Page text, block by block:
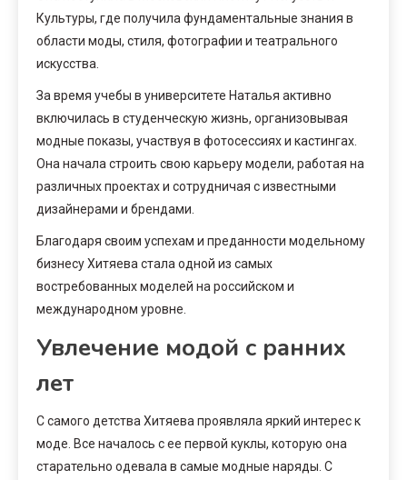
Культуры, где получила фундаментальные знания в
области моды, стиля, фотографии и театрального
искусства.
За время учебы в университете Наталья активно
включилась в студенческую жизнь, организовывая
модные показы, участвуя в фотосессиях и кастингах.
Она начала строить свою карьеру модели, работая на
различных проектах и сотрудничая с известными
дизайнерами и брендами.
Благодаря своим успехам и преданности модельному
бизнесу Хитяева стала одной из самых
востребованных моделей на российском и
международном уровне.
Увлечение модой с ранних
лет
С самого детства Хитяева проявляла яркий интерес к
моде. Все началось с ее первой куклы, которую она
старательно одевала в самые модные наряды. С